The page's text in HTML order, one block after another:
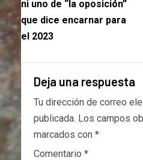
ni uno de “la oposición”
que dice encarnar para
el 2023
Deja una respuesta
Tu dirección de correo
publicada. Los campos
marcados con *
Comentario *